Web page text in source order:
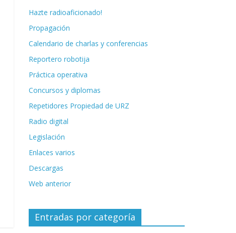
Hazte radioaficionado!
Propagación
Calendario de charlas y conferencias
Reportero robotija
Práctica operativa
Concursos y diplomas
Repetidores Propiedad de URZ
Radio digital
Legislación
Enlaces varios
Descargas
Web anterior
Entradas por categoría